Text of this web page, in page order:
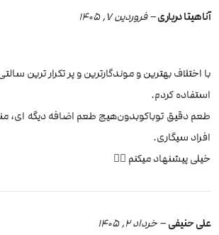
آناهیتا درباری– فروردین 7, 1405
با اختلاف بهترین و موندگار‌ترین و پر تکرار ترین
استفاده کردم.
طعم دقیق توباکو‌بدون‌هیج‌ طعم اضافه دیگه ای،
افراد سیگاری.
خیلی پیشنهاد میکنم 👌🏻
علی حنیفی–خرداد 2, 1405